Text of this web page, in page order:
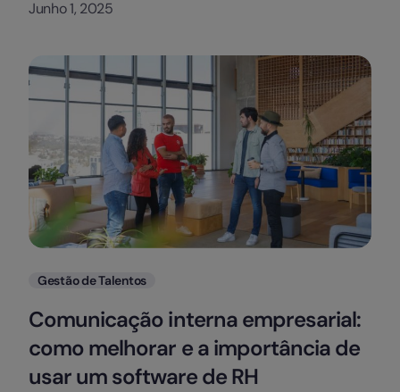
Junho 1, 2025
Categorias
Gestão de Talentos
Comunicação interna empresarial:
como melhorar e a importância de
usar um software de RH